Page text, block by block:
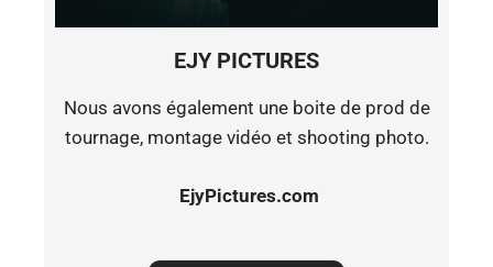
EJY PICTURES
Nous avons également une boite de prod de
tournage, montage vidéo et shooting photo.
EjyPictures.com